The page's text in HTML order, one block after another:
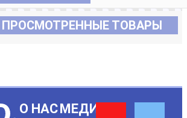
ТОВАРЫ
О НАСМЕДИА